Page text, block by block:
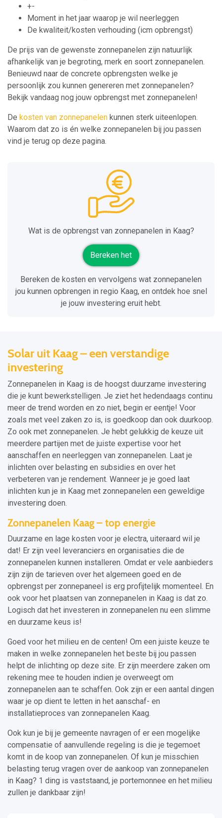
+-
Moment in het jaar waarop je wil neerleggen
De kwaliteit/kosten verhouding (icm opbrengst)
De prijs van de gewenste zonnepanelen zijn natuurlijk
afhankelijk van je begroting, merk en soort zonnepanelen.
Benieuwd naar de concrete opbrengsten welke je
persoonlijk zou kunnen genereren met zonnepanelen?
Bekijk vandaag nog jouw opbrengst met zonnepanelen!
De kosten van zonnepanelen kunnen sterk uiteenlopen.
Waarom dat zo is én welke zonnepanelen bij jou passen
vind je terug op deze pagina.
Wat is de opbrengst van zonnepanelen in Kaag?
Bereken het
Bereken de kosten en vervolgens wat zonnepanelen
jou kunnen opbrengen in regio Kaag, en ontdek hoe snel
je jouw investering eruit hebt.
Solar uit Kaag – een verstandige
investering
Zonnepanelen in Kaag is de hoogst duurzame investering
die je kunt bewerkstelligen. Je ziet het hedendaags continu
meer de trend worden en zo niet, begin er eentje! Voor
zoals met veel zaken zo is, is goedkoop dan ook duurkoop.
Zo ook met zonnepanelen. Je hebt gelukkig de keuze uit
meerdere partijen met de juiste expertise voor het
aanschaffen en neerleggen van zonnepanelen. Laat je
inlichten over belasting en subsidies en over het
verbeteren van je rendement. Wanneer je je goed laat
inlichten kun je in Kaag met zonnepanelen een geweldige
investering doen.
Zonnepanelen Kaag – top energie
Duurzame en lage kosten voor je electra, uiteraard wil je
dat! Er zijn veel leveranciers en organisaties die de
zonnepanelen kunnen installeren. Omdat er vele aanbieders
zijn zijn de tarieven over het algemeen goed en de
opbrengst per zonnepaneel is erg profijtelijk momenteel. En
ook voor het plaatsen van zonnepanelen in Kaag is dat zo.
Logisch dat het investeren in zonnepanelen nu een slimme
en duurzame keus is!
Goed voor het milieu en de centen! Om een juiste keuze te
maken in welke zonnepanelen het beste bij jou passen
helpt de inlichting op deze site. Er zijn meerdere zaken om
rekening mee te houden indien je overweegt om
zonnepanelen aan te schaffen. Ook zijn er een aantal dingen
waar je op dient te letten in het aanschaf- en
installatieproces van zonnepanelen Kaag.
Ook kun je bij je gemeente navragen of er een mogelijke
compensatie of aanvullende regeling is die je tegemoet
komt in de koop van zonnepanelen. Of kun je misschien
belasting terug vragen over de aankoop van zonnepanelen
in Kaag? 1 ding is vaststaand, je portemonnee en het milieu
zullen je dankbaar zijn!